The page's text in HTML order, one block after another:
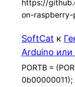
https://
on-raspberry-
SoftCat к
Arduino
PORTB =
0b00000011);